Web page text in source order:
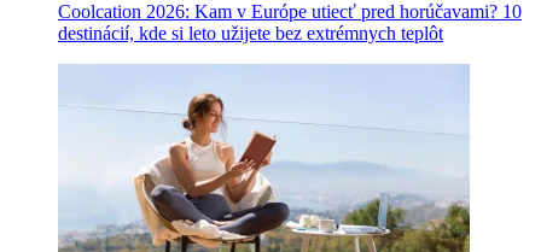
Coolcation 2026: Kam v Európe utiecť pred horúčavami? 10
destinácií, kde si leto užijete bez extrémnych teplôt